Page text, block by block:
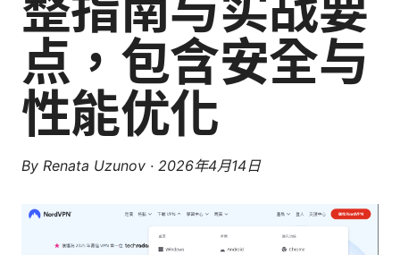
点，包含安全与
性能优化
By Renata Uzunov · 2026年4月14日